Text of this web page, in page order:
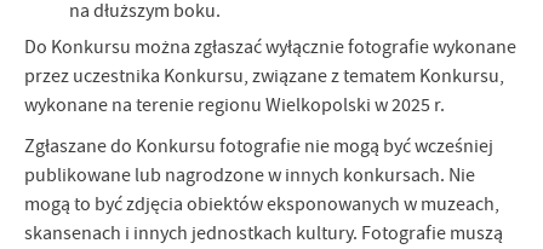
na dłuższym boku.
Do Konkursu można zgłaszać wyłącznie fotografie wykonane
przez uczestnika Konkursu, związane z tematem Konkursu,
wykonane na terenie regionu Wielkopolski w 2025 r.
Zgłaszane do Konkursu fotografie nie mogą być wcześniej
publikowane lub nagrodzone w innych konkursach. Nie
mogą to być zdjęcia obiektów eksponowanych w muzeach,
skansenach i innych jednostkach kultury. Fotografie muszą